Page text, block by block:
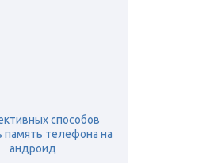
способов
память телефона на
андроид